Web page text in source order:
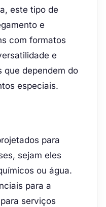
este tipo de
e
com formatos
e
que dependem do
especiais.
para
sejam eles
ou água.
para a
serviços